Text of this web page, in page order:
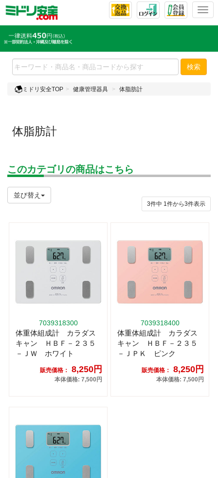
T
l
e
n
検索
ミドリ安全TOP 健康管理器具 体脂肪計
体脂肪計
このカテゴリの商品はこちら
並び替え
3件中 1 件から3件表示
7039318300
体重体組成計 カラダス
キャン ＨＢＦ－２３５
－ＪＷ ホワイト
販売価格： 8,250円
本体価格: 7,500円
7039318400
体重体組成計 カラダス
キャン ＨＢＦ－２３５
－ＪＰＫ ピンク
販売価格： 8,250円
本体価格: 7,500円